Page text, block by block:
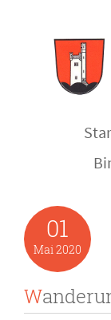
01
Mai2020